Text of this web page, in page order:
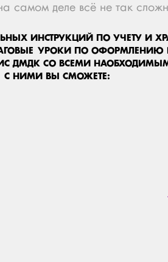
самом деле всё не так
ИНСТРУКЦИЙ ПО УЧЕТУ И
УРОКИ ПО ОФОРМЛЕНИЮ
ДМДК СО ВСЕМИ
С НИМИ ВЫ СМОЖЕТЕ: